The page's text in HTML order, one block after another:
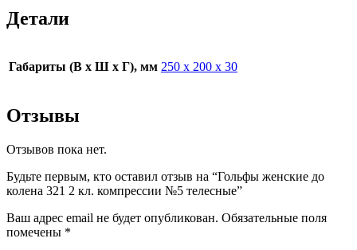
Детали
Габариты (В х Ш х Г), мм 250 х 200 х 30
Отзывы
Отзывов пока нет.
Будьте первым, кто оставил отзыв на “Гольфы женские до
колена 321 2 кл. компрессии №5 телесные”
Ваш адрес email не будет опубликован. Обязательные поля
помечены *